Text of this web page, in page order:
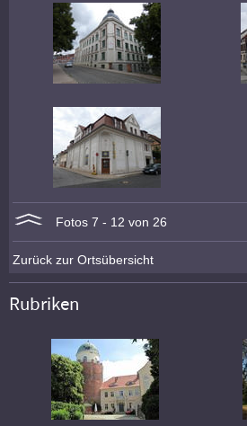
Fotos 7 - 12 von 26
Zurück zur Ortsübersicht
Rubriken